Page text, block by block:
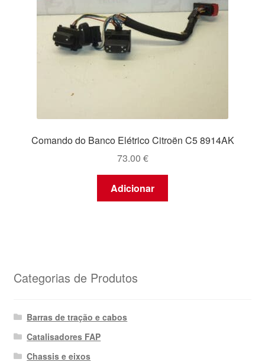
Comando do Banco Elétrico Citroën C5 8914AK
73.00 €
Adicionar
Categorias de Produtos
Barras de tração e cabos
Catalisadores FAP
Chassis e eixos